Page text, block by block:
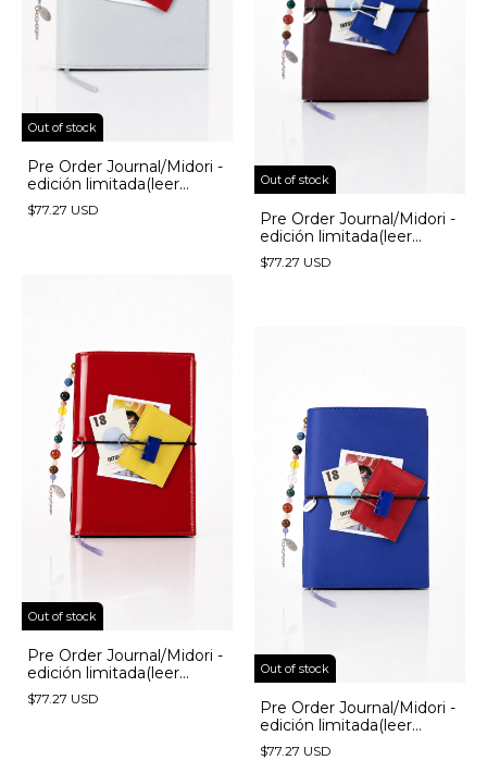
Out of stock
Pre Order Journal/Midori -
edición limitada(leer
descripción) - (copia) -
(copia) - (copia) - (copia)
$77.27 USD
Out of stock
Pre Order Journal/Midori -
edición limitada(leer
descripción) - (copia) -
(copia) - (copia)
$77.27 USD
Out of stock
Pre Order Journal/Midori -
edición limitada(leer
descripción) - (copia) -
(copia)
$77.27 USD
Out of stock
Pre Order Journal/Midori -
edición limitada(leer
descripción) - (copia)
$77.27 USD